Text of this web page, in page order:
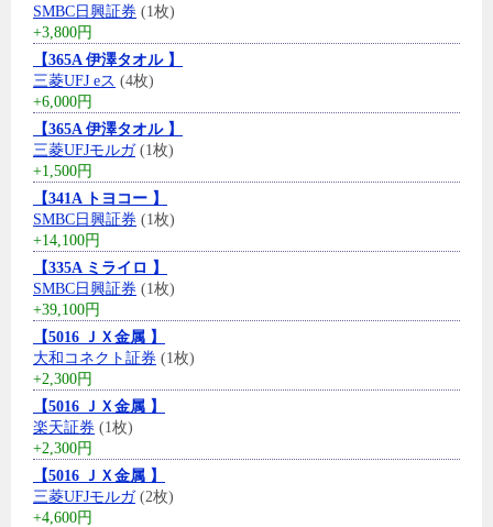
SMBC日興証券 (1枚)
+3,800円
【365A 伊澤タオル 】
三菱UFJ eス (4枚)
+6,000円
【365A 伊澤タオル 】
三菱UFJモルガ(1枚)
+1,500円
【341A トヨコー 】
SMBC日興証券 (1枚)
+14,100円
【335A ミライロ 】
SMBC日興証券 (1枚)
+39,100円
【5016 ＪＸ金属 】
大和コネクト証券 (1枚)
+2,300円
【5016 ＪＸ金属 】
楽天証券 (1枚)
+2,300円
【5016 ＪＸ金属 】
三菱UFJモルガ(2枚)
+4,600円